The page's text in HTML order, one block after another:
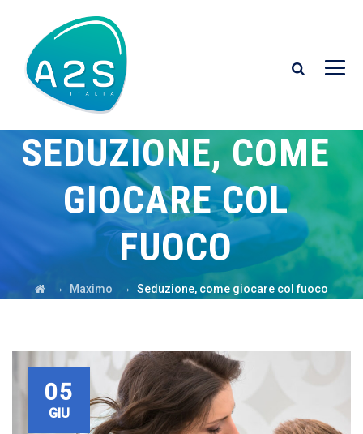
SEDUZIONE, COME
GIOCARE COL
FUOCO
→ Maximo → Seduzione, come giocare col fuoco
05
GIU